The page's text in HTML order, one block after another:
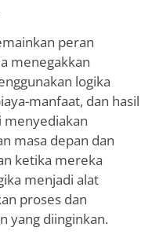
peran
menegakkan
logika
manfaat, dan hasil
masa depan dan
ketika mereka
menjadi alat
proses dan
yang diinginkan.